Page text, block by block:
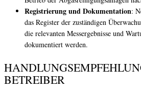
Registrierung und Dokumentation:
das Register der zuständigen
die relevanten Messergebnisse und
dokumentiert werden.
BETREIBER